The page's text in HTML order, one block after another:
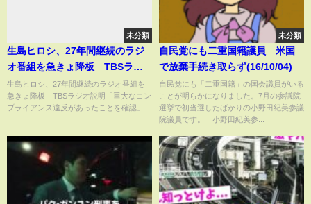
未分類
生島ヒロシ、27年間継続のラジ
オ番組を急きょ降板 TBSラジ
オ説明「重大なコンプライアン
ス違反があったことを確認」
生島ヒロシ、27年間継続のラジオ番組を
急きょ降板 TBSラジオ説明「重大なコン
プライアンス違反があったことを確認」...
未分類
自民党にも二重国籍議員 米国
で放棄手続き取らず(16/10/04)
自民党にも「二重国籍」の国会議員がいる
ことが明らかになりました。7月の参議院
選挙で初当選したばかりの小野田紀美参議
院議員です。 小野田紀美参...